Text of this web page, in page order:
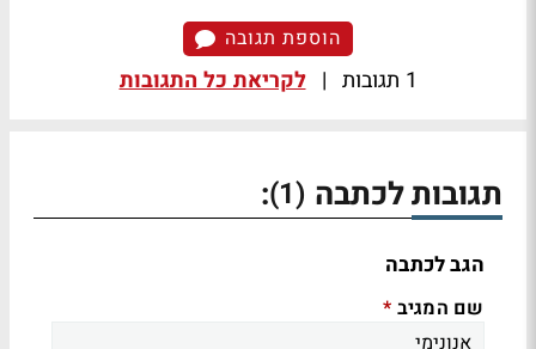
הוספת תגובה
1 תגובות | לקריאת כל התגובות
תגובות לכתבה (1)
:
הגב לכתבה
שם המגיב *